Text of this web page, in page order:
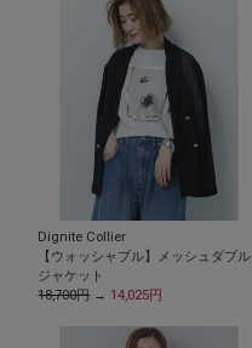
Dignite Collier
【ウォッシャブル】メッシュダブル
ジャケット
18,700円→ 14,025円